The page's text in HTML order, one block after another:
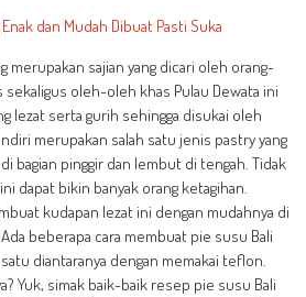
merupakan sajian yang dicari oleh orang-
sekaligus oleh-oleh khas Pulau Dewata ini
lezat serta gurih sehingga disukai oleh
merupakan salah satu jenis pastry yang
bagian pinggir dan lembut di tengah. Tidak
dapat bikin banyak orang ketagihan.
kudapan lezat ini dengan mudahnya di
beberapa cara membuat pie susu Bali
diantaranya dengan memakai teflon.
Yuk, simak baik-baik resep pie susu Bali